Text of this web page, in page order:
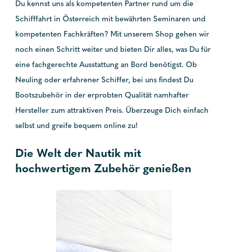
Du kennst uns als kompetenten Partner rund um die
Schifffahrt in Österreich mit bewährten Seminaren und
kompetenten Fachkräften? Mit unserem Shop gehen wir
noch einen Schritt weiter und bieten Dir alles, was Du für
eine fachgerechte Ausstattung an Bord benötigst. Ob
Neuling oder erfahrener Schiffer, bei uns findest Du
Bootszubehör in der erprobten Qualität namhafter
Hersteller zum attraktiven Preis. Überzeuge Dich einfach
selbst und greife bequem online zu!
Die Welt der Nautik mit
hochwertigem Zubehör genießen